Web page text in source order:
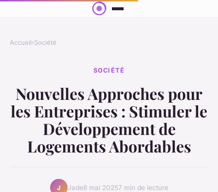
Accueil›Société
SOCIÉTÉ
Nouvelles Approches pour
les Entreprises : Stimuler le
Développement de
Logements Abordables
J Jade8 mai 20257 min de lecture